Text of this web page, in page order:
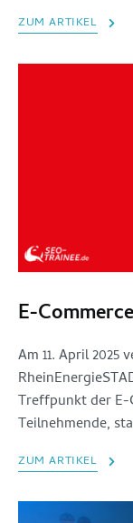
ZUM ARTIKEL
E-
Am 11. April 2025
Treffpunkt der E-
Teilnehmende,
ZUM ARTIKEL